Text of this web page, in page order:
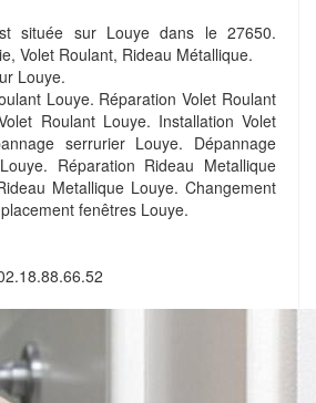
située sur Louye dans le 27650.
Volet Roulant, Rideau Métallique.
Louye.
Louye. Réparation Volet Roulant
Roulant Louye. Installation Volet
serrurier Louye. Dépannage
Réparation Rideau Metallique
Metallique Louye. Changement
fenêtres Louye.